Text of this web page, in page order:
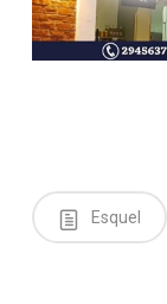
Esquel